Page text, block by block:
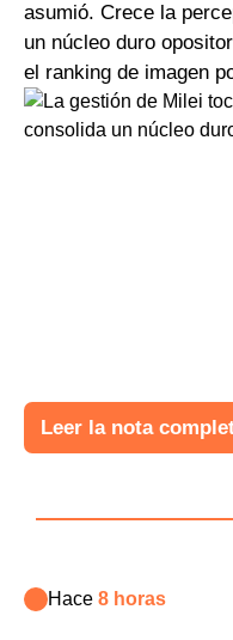
asumió. Crece la
un núcleo duro
el ranking de imagen
Leer la nota
Hace 8 horas